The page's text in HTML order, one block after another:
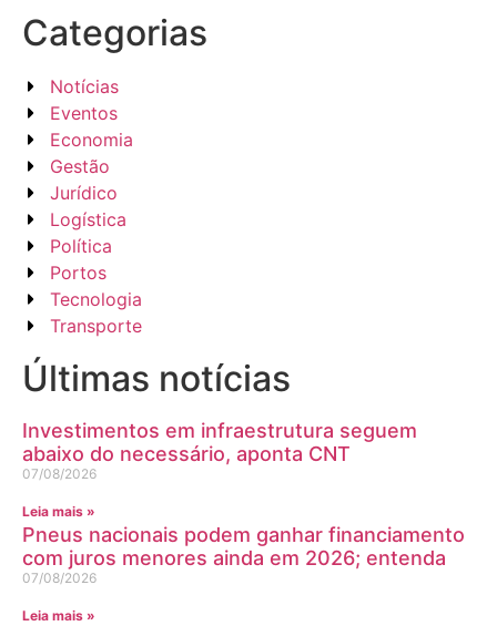
Categorias
Notícias
Eventos
Economia
Gestão
Jurídico
Logística
Política
Portos
Tecnologia
Transporte
Últimas notícias
Investimentos em infraestrutura seguem
abaixo do necessário, aponta CNT
07/08/2026
Leia mais »
Pneus nacionais podem ganhar financiamento
com juros menores ainda em 2026; entenda
07/08/2026
Leia mais »